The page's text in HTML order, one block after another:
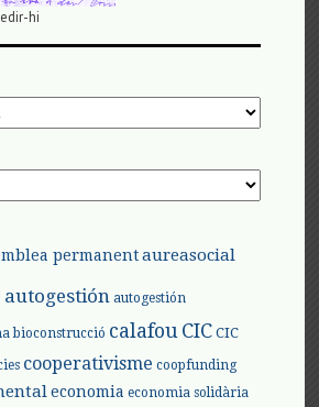
hi
permanent aureasocial
autogestión autogestión
bioconstrucció calafouCIC CIC
cooperativisme coopfunding
economia economia solidària